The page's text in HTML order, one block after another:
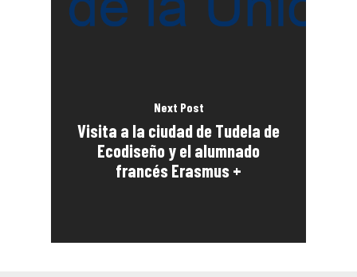
Next Post
Visita a la ciudad de Tudela de
Ecodiseño y el alumnado
francés Erasmus +